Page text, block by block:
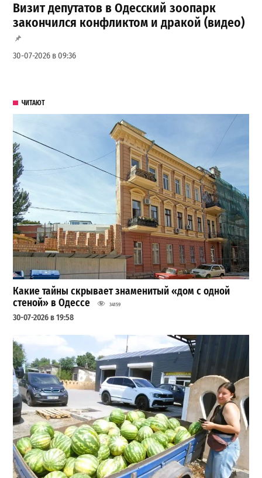
Визит депутатов в Одесский зоопарк
закончился конфликтом и дракой (видео)
30-07-2026 в 09:36
ЧИТАЮТ
Какие тайны скрывает знаменитый «дом с одной
стеной» в Одессе
34159
30-07-2026 в 19:58